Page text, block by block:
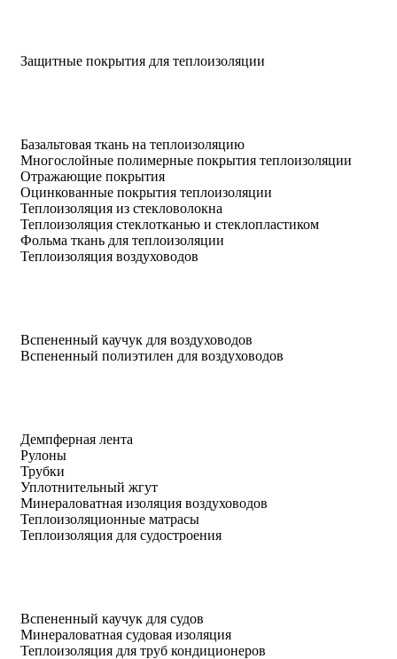
Защитные покрытия для теплоизоляции
Базальтовая ткань на теплоизоляцию
Многослойные полимерные покрытия теплоизоляции
Отражающие покрытия
Оцинкованные покрытия теплоизоляции
Теплоизоляция из стекловолокна
Теплоизоляция стеклотканью и стеклопластиком
Фольма ткань для теплоизоляции
Теплоизоляция воздуховодов
Вспененный каучук для воздуховодов
Вспененный полиэтилен для воздуховодов
Демпферная лента
Рулоны
Трубки
Уплотнительный жгут
Минераловатная изоляция воздуховодов
Теплоизоляционные матрасы
Теплоизоляция для судостроения
Вспененный каучук для судов
Минераловатная судовая изоляция
Теплоизоляция для труб кондиционеров